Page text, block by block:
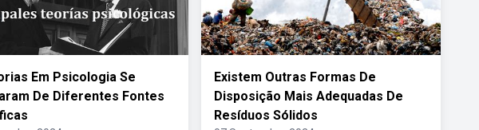
Em Psicologia Se
De Diferentes Fontes
Existem Outras Formas De
Disposição Mais Adequadas De
Resíduos Sólidos